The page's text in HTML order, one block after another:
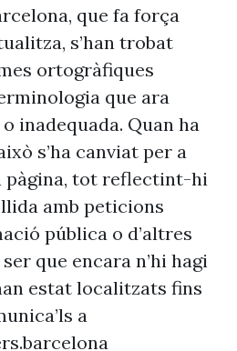
que fa força
s’han trobat
ortogràfiques
que ara
inadequada. Quan ha
s’ha canviat per a
pàgina, tot reflectint-hi
amb peticions
pública o d’altres
que encara n’hi hagi
estat localitzats fins
a